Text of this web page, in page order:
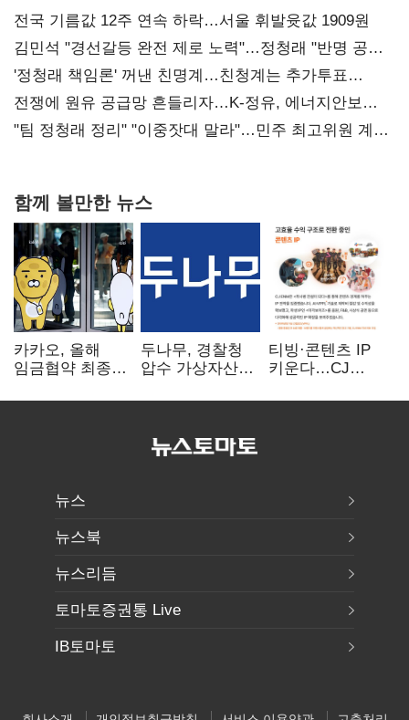
전국 기름값 12주 연속 하락…서울 휘발윳값 1909원
김민석 "경선갈등 완전 제로 노력"…정청래 "반명 공세
사과부터"
'정청래 책임론' 꺼낸 친명계…친청계는 추가투표
때리기
전쟁에 원유 공급망 흔들리자…K-정유, 에너지안보
핵심으로 재부상
"팀 정청래 정리" "이중잣대 말라"…민주 최고위원 계파
함께 볼만한 뉴스
카카오, 올해
임금협약 최종
인상·격려금
두나무, 경찰청
압수 가상자산
커스터디 사업
티빙·콘텐츠 IP
키운다…CJ
글로벌 확장 가속
뉴스
뉴스북
뉴스리듬
토마토증권통 Live
IB토마토